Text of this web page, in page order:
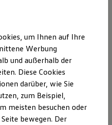
Stark im Alltag.
ID.3 Neo!
um Ihnen auf Ihre
Werbung
und außerhalb der
Diese Cookies
darüber, wie Sie
zum Beispiel,
meisten besuchen oder
bewegen. Der